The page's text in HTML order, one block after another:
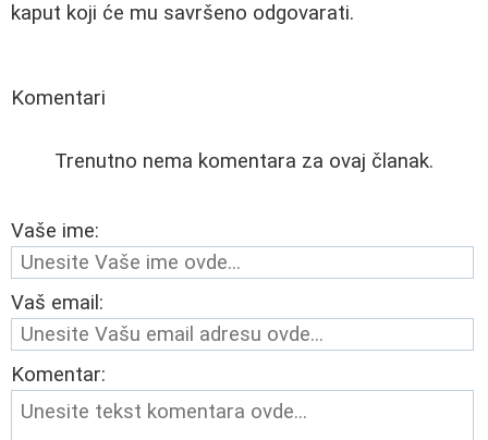
kaput koji će mu savršeno odgovarati.
Komentari
Trenutno nema komentara za ovaj članak.
Vaše ime:
Vaš email:
Komentar: